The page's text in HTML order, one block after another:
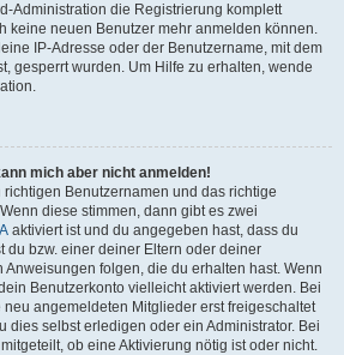
Administration die Registrierung komplett
keine neuen Benutzer mehr anmelden können.
IP-Adresse oder der Benutzername, mit dem
gesperrt wurden. Um Hilfe zu erhalten, wende
mich aber nicht anmelden!
Benutzernamen und das richtige
diese stimmen, dann gibt es zwei
aktiviert ist und du angegeben hast, dass du
du bzw. einer deiner Eltern oder deiner
Anweisungen folgen, die du erhalten hast. Wenn
Benutzerkonto vielleicht aktiviert werden. Bei
angemeldeten Mitglieder erst freigeschaltet
dies selbst erledigen oder ein Administrator. Bei
ob eine Aktivierung nötig ist oder nicht.